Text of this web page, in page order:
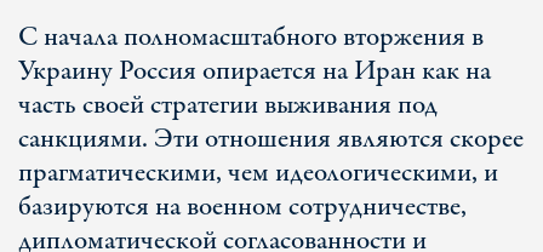
С начала полномасштабного вторжения в
Украину Россия опирается на Иран как на
часть своей стратегии выживания под
санкциями. Эти отношения являются скорее
прагматическими, чем идеологическими, и
базируются на военном сотрудничестве,
дипломатической согласованности и